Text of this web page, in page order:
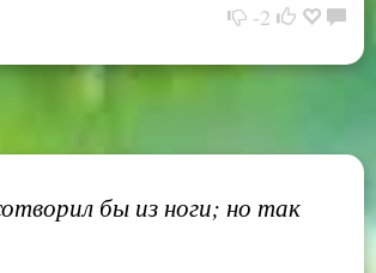
-2
бы из ноги; но так